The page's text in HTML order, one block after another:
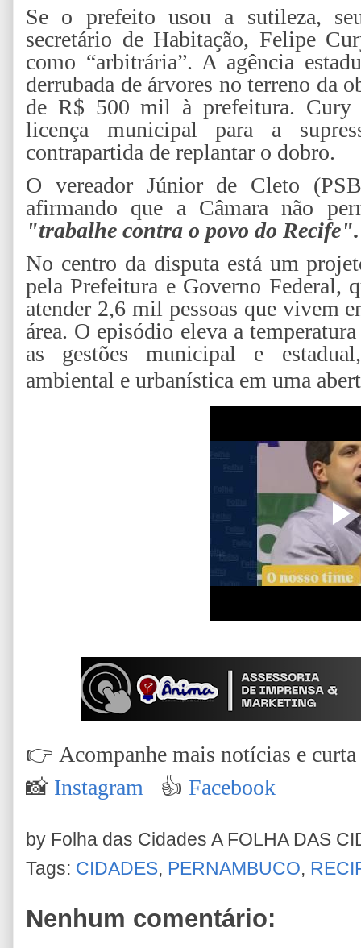
Se o prefeito usou a sutileza,
secretário de Habitação, Felipe
como “arbitrária”. A agência
derrubada de árvores no terreno da
de R$ 500 mil à prefeitura. Cury
licença municipal para a
contrapartida de replantar o dobro.
O vereador Júnior de Cleto
afirmando que a Câmara não
"trabalhe contra o povo do Recife".
No centro da disputa está um
pela Prefeitura e Governo Federal,
atender 2,6 mil pessoas que vivem
área. O episódio eleva a
as gestões municipal e
ambiental e urbanística em uma
👉 Acompanhe mais notícias e curta
📸 Instagram 👍 Facebook
by Folha das Cidades A FOLHA DAS
Tags: CIDADES, PERNAMBUCO,
Nenhum comentário: